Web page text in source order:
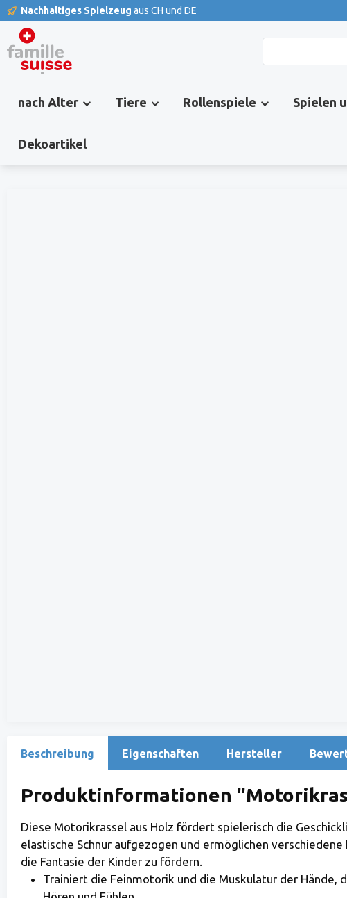
Zur Hauptnavigation springen
Nachhaltiges Spielzeug aus CH und DE
nach Alter Tiere Rollenspiele Spielen
Dekoartikel
Beschreibung Eigenschaften Hersteller
Produktinformationen
Diese Motorikrassel aus Holz fördert spielerisch die
elastische Schnur aufgezogen und ermöglichen
die Fantasie der Kinder zu fördern.
Trainiert die Feinmotorik und die Muskulatur der Hände,